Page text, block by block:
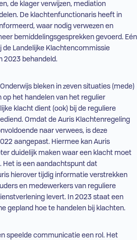
de klager verwijzen, mediation
De klachtenfunctionaris heeft in
waar nodig verwezen en
bemiddelingsgesprekken gevoerd. Eén
de Landelijke Klachtencommissie
2023 behandeld.
bleken in zeven situaties (mede)
op het handelen van het regulier
klacht dient (ook) bij de reguliere
Omdat de Auris Klachtenregeling
naar verwees, is deze
aangepast. Hiermee kan Auris
duidelijk maken waar een klacht moet
Het is een aandachtspunt dat
hierover tijdig informatie verstrekken
en medewerkers van reguliere
levert. In 2023 staat een
gepland hoe te handelen bij klachten.
speelde communicatie een rol. Het